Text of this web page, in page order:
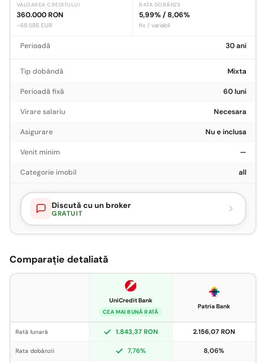
VALOAREA CREDITULUI
360.000 RON
~68.586 EUR
RATA DOBÂNZII
5,99% / 8,06%
fix / variabil
Perioadă 30 ani
Tip dobândă Mixta
Perioadă fixă 60 luni
Virare salariu Necesara
Asigurare Nu e inclusa
Venit minim —
Categorie imobil all
Discută cu un broker
GRATUIT
Comparație detaliată
UniCredit Bank
CEA MAI BUNĂ RATĂ
Patria Bank
Rată lunară 1.843,37 RON 2.156,07 RON
Rata dobânzii 7,76% 8,06%